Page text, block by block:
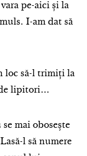
pe-aici și la
I-am dat să
loc să-l trimiți la
de lipitori…
mai obosește
l să numere